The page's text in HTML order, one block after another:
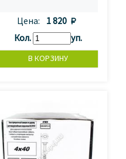
Цена:
1 820 
Кол.
уп.